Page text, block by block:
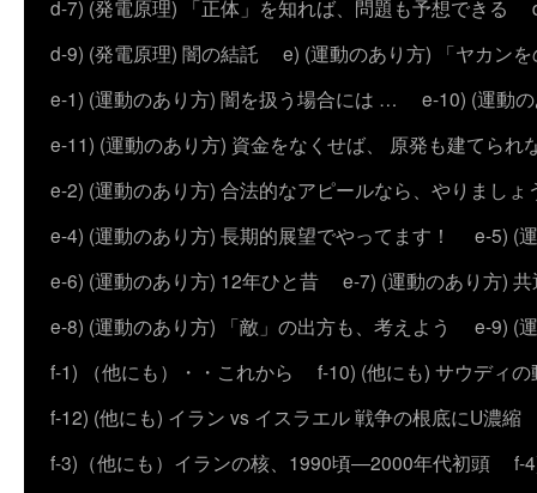
d-7) (発電原理) 「正体」を知れば、問題も予想できる
d-9) (発電原理) 闇の結託
e) (運動のあり方) 「ヤカン
e-1) (運動のあり方) 闇を扱う場合には …
e-10) (運動
e-11) (運動のあり方) 資金をなくせば、 原発も建てられ
e-2) (運動のあり方) 合法的なアピールなら、やりましょ
e-4) (運動のあり方) 長期的展望でやってます！
e-5) (
e-6) (運動のあり方) 12年ひと昔
e-7) (運動のあり方)
e-8) (運動のあり方) 「敵」の出方も、考えよう
e-9) (
f-1) （他にも）・・これから
f-10) (他にも) サウディの
f-12) (他にも) イラン vs イスラエル 戦争の根底にU濃縮
f-3)（他にも）イランの核、1990頃―2000年代初頭
f-